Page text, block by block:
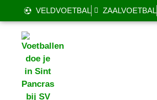
VELDVOETBAL ZAALVOETBAL